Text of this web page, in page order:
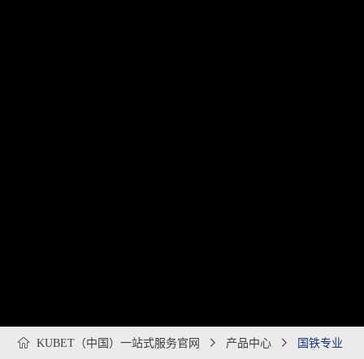
 KUBET（中国）一站式服务官网  产品中心  国铁专业